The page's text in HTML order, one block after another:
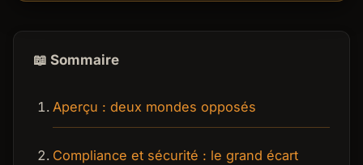
📖 Sommaire
Aperçu : deux mondes opposés
Compliance et sécurité : le grand écart